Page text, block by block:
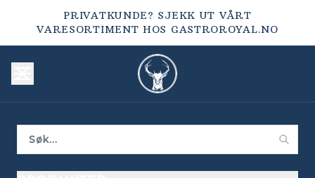
PRIVATKUNDE? SJEKK UT VÅRT
VARESORTIMENT HOS GASTROROYAL.NO